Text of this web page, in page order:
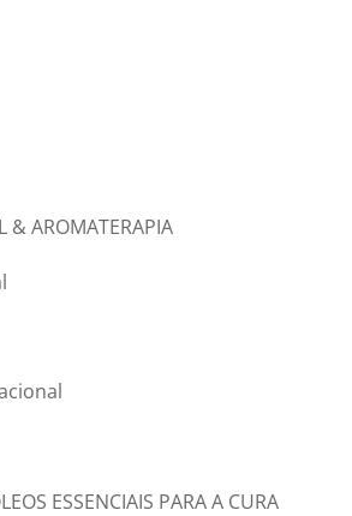
& AROMATERAPIA
ESSENCIAIS PARA A CURA